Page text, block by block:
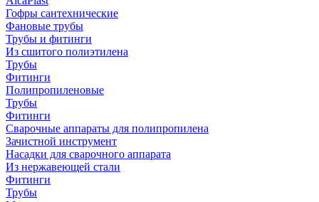
Гофры сантехнические
Фановые трубы
Трубы и фитинги
Из сшитого полиэтилена
Трубы
Фитинги
Полипропиленовые
Трубы
Фитинги
Сварочные аппараты для полипропилена
Зачистной инструмент
Насадки для сварочного аппарата
Из нержавеющей стали
Фитинги
Трубы